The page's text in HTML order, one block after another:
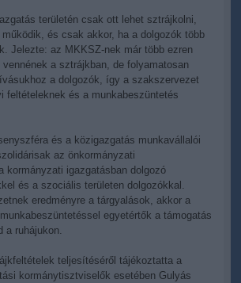
területén csak ott lehet sztrájkolni,
és csak akkor, ha a dolgozók több
Jelezte: az MKKSZ-nek már több ezren
a sztrájkban, de folyamatosan
a dolgozók, így a szakszervezet
feltételeknek és a munkabeszüntetés
és a közigazgatás munkavállalói
az önkormányzati
kormányzati igazgatásban dolgozó
és a szociális területen dolgozókkal.
eredményre a tárgyalások, akkor a
egyetértők a támogatás
a ruhájukon.
teljesítéséről tájékoztatta a
kormánytisztviselők esetében Gulyás